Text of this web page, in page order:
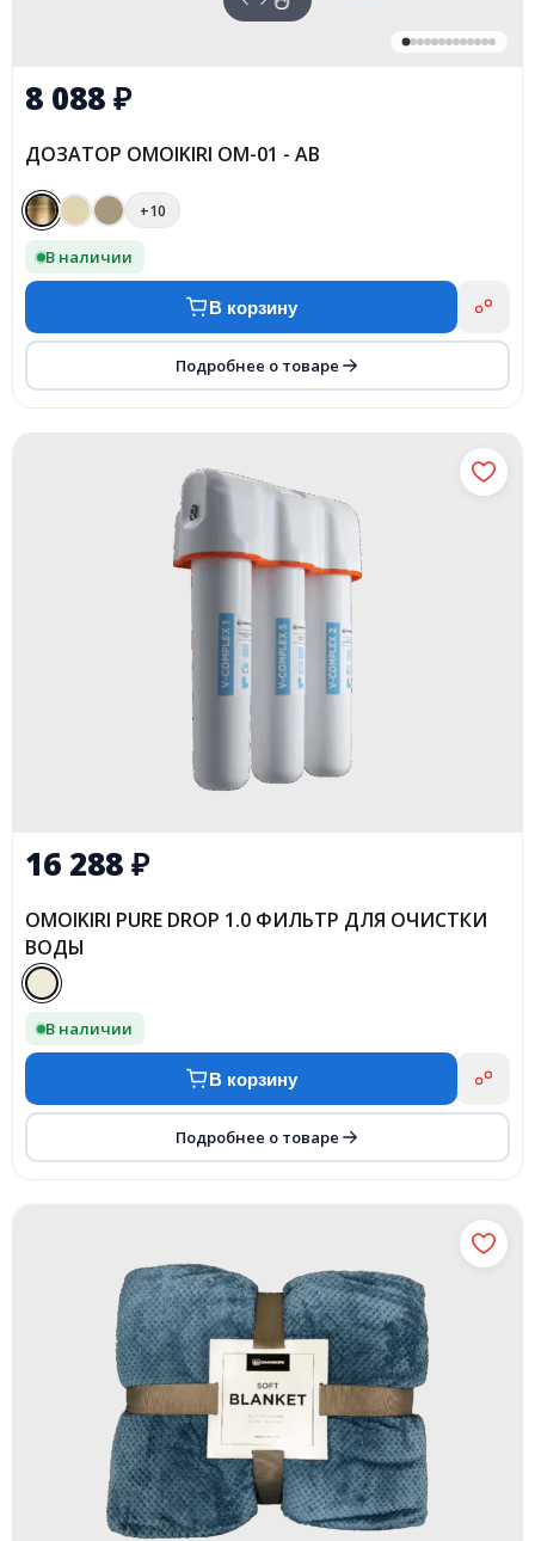
8 088₽
ДОЗАТОР OMOIKIRI OM-01 - AB
+10
В наличии
В корзину
Подробнее о товаре
16 288₽
OMOIKIRI PURE DROP 1.0 ФИЛЬТР ДЛЯ ОЧИСТКИ
ВОДЫ
В наличии
В корзину
Подробнее о товаре